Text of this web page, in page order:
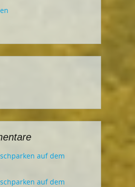
auf dem
auf dem